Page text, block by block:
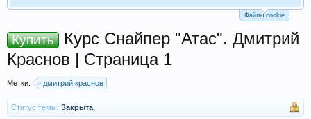
Файлы cookie
Купить
Курс Снайпер "Атас". Дмитрий
Краснов | Страница 1
Метки: дмитрий краснов
Статус темы: Закрыта.